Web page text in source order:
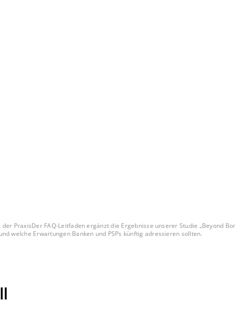
PraxisDer FAQ-Leitfaden ergänzt die Ergebnisse unserer Studie
welche Erwartungen Banken und PSPs künftig adressieren sollten.